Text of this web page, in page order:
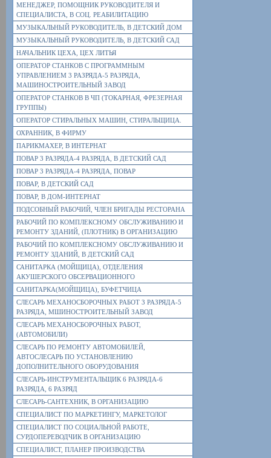
МЕНЕДЖЕР, ПОМОЩНИК РУКОВОДИТЕЛЯ И
СПЕЦИАЛИСТА, В СОЦ. РЕАБИЛИТАЦИЮ
МУЗЫКАЛЬНЫЙ РУКОВОДИТЕЛЬ, В ДЕТСКИЙ ДОМ
МУЗЫКАЛЬНЫЙ РУКОВОДИТЕЛЬ, В ДЕТСКИЙ САД
НАЧАЛЬНИК ЦЕХА, ЦЕХ ЛИТЬЯ
ОПЕРАТОР СТАНКОВ С ПРОГРАММНЫМ
УПРАВЛЕНИЕМ 3 РАЗРЯДА-5 РАЗРЯДА,
МАШИНОСТРОИТЕЛЬНЫЙ ЗАВОД
ОПЕРАТОР СТАНКОВ В ЧП (ТОКАРНАЯ, ФРЕЗЕРНАЯ
ГРУППЫ)
ОПЕРАТОР СТИРАЛЬНЫХ МАШИН, СТИРАЛЬЩИЦА.
ОХРАННИК, В ФИРМУ
ПАРИКМАХЕР, В ИНТЕРНАТ
ПОВАР 3 РАЗРЯДА-4 РАЗРЯДА, В ДЕТСКИЙ САД
ПОВАР 3 РАЗРЯДА-4 РАЗРЯДА, ПОВАР
ПОВАР, В ДЕТСКИЙ САД
ПОВАР, В ДОМ-ИНТЕРНАТ
ПОДСОБНЫЙ РАБОЧИЙ, ЧЛЕН БРИГАДЫ РЕСТОРАНА
РАБОЧИЙ ПО КОМПЛЕКСНОМУ ОБСЛУЖИВАНИЮ И
РЕМОНТУ ЗДАНИЙ, (ПЛОТНИК) В ОРГАНИЗАЦИЮ
РАБОЧИЙ ПО КОМПЛЕКСНОМУ ОБСЛУЖИВАНИЮ И
РЕМОНТУ ЗДАНИЙ, В ДЕТСКИЙ САД
САНИТАРКА (МОЙЩИЦА), ОТДЕЛЕНИЯ
АКУШЕРСКОГО ОБСЕРВАЦИОННОГО
САНИТАРКА(МОЙЩИЦА), БУФЕТЧИЦА
СЛЕСАРЬ МЕХАНОСБОРОЧНЫХ РАБОТ 3 РАЗРЯДА-5
РАЗРЯДА, МШИНОСТРОИТЕЛЬНЫЙ ЗАВОД
СЛЕСАРЬ МЕХАНОСБОРОЧНЫХ РАБОТ,
(АВТОМОБИЛИ)
СЛЕСАРЬ ПО РЕМОНТУ АВТОМОБИЛЕЙ,
АВТОСЛЕСАРЬ ПО УСТАНОВЛЕНИЮ
ДОПОЛНИТЕЛЬНОГО ОБОРУДОВАНИЯ
СЛЕСАРЬ-ИНСТРУМЕНТАЛЬЩИК 6 РАЗРЯДА-6
РАЗРЯДА, 6 РАЗРЯД
СЛЕСАРЬ-САНТЕХНИК, В ОРГАНИЗАЦИЮ
СПЕЦИАЛИСТ ПО МАРКЕТИНГУ, МАРКЕТОЛОГ
СПЕЦИАЛИСТ ПО СОЦИАЛЬНОЙ РАБОТЕ,
СУРДОПЕРЕВОДЧИК В ОРГАНИЗАЦИЮ
СПЕЦИАЛИСТ, ПЛАНЕР ПРОИЗВОДСТВА